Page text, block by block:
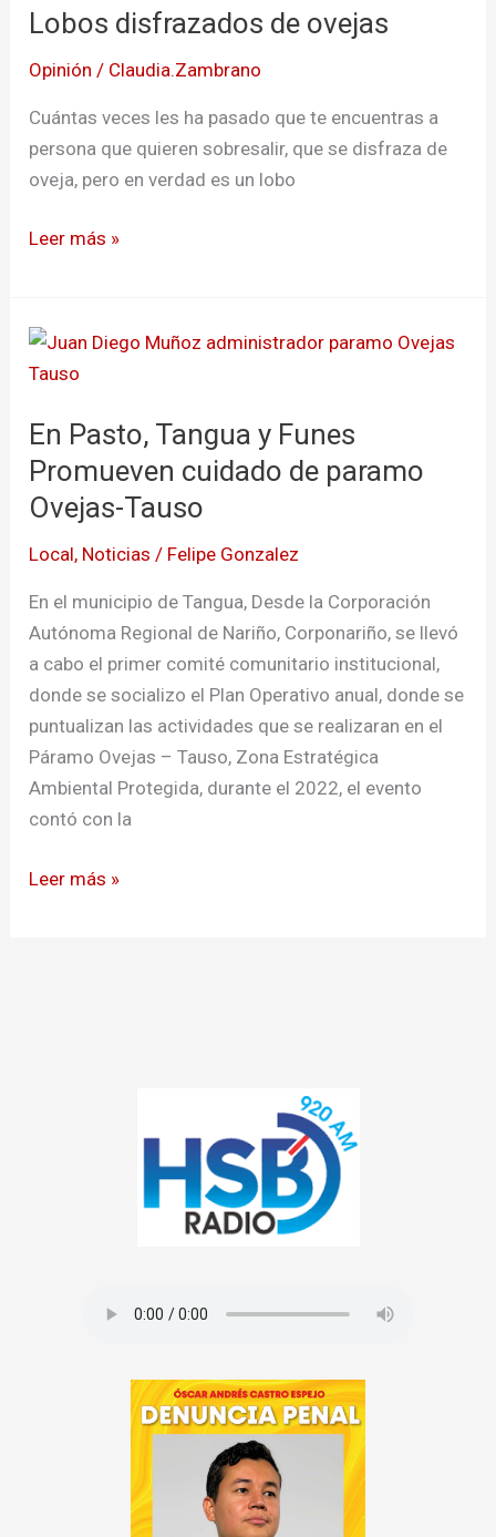
Lobos disfrazados de ovejas
Opinión / Claudia.Zambrano
Cuántas veces les ha pasado que te encuentras a
persona que quieren sobresalir, que se disfraza de
oveja, pero en verdad es un lobo
de
Leer más »
En Pasto, Tangua y Funes
Promueven cuidado de paramo
Ovejas-Tauso
Local, Noticias / Felipe Gonzalez
En el municipio de Tangua, Desde la Corporación
Autónoma Regional de Nariño, Corponariño, se llevó
a cabo el primer comité comunitario institucional,
donde se socializo el Plan Operativo anual, donde se
puntualizan las actividades que se realizaran en el
Páramo Ovejas – Tauso, Zona Estratégica
Ambiental Protegida, durante el 2022, el evento
contó con la
En
Pasto,
y
Funes
Promueven
cuidado
de
Leer más »